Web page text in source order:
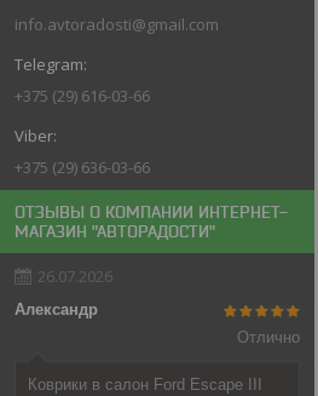
info.avtoradosti@gmail.com
+375 (29) 616-03-66
+375 (29) 636-03-66
ОТЗЫВЫ О КОМПАНИИ ИНТЕРНЕТ-
МАГАЗИН "АВТОРАДОСТИ"
26.07.2026
Александр
Отлично
Коврики в салон Ford Escape III